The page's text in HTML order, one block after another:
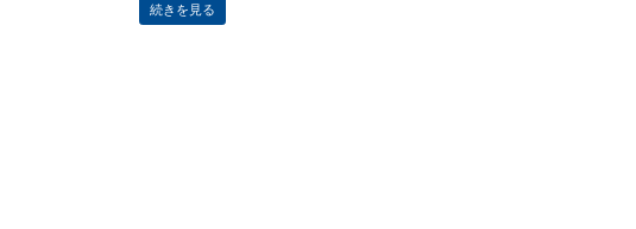
続きを見る